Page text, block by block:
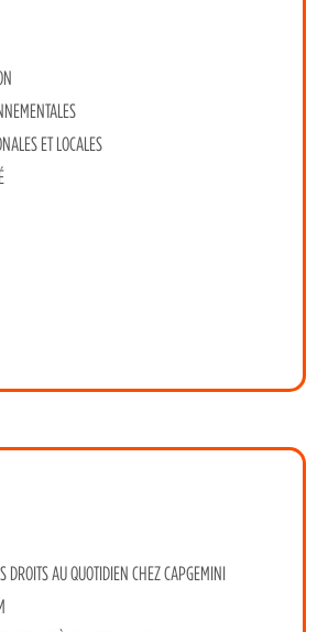
ET LOCALES
DROITS AU QUOTIDIEN CHEZ CAPGEMINI